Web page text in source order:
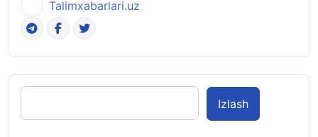
Talimxabarlari.uz
Izlash